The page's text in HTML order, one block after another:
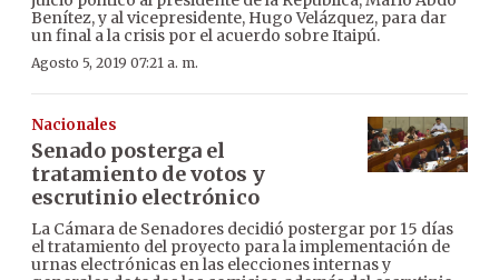
Benítez, y al vicepresidente, Hugo Velázquez, para dar
un final a la crisis por el acuerdo sobre Itaipú.
Agosto 5, 2019 07:21 a. m.
Nacionales
Senado posterga el
tratamiento de votos y
escrutinio electrónico
La Cámara de Senadores decidió postergar por 15 días
el tratamiento del proyecto para la implementación de
urnas electrónicas en las elecciones internas y